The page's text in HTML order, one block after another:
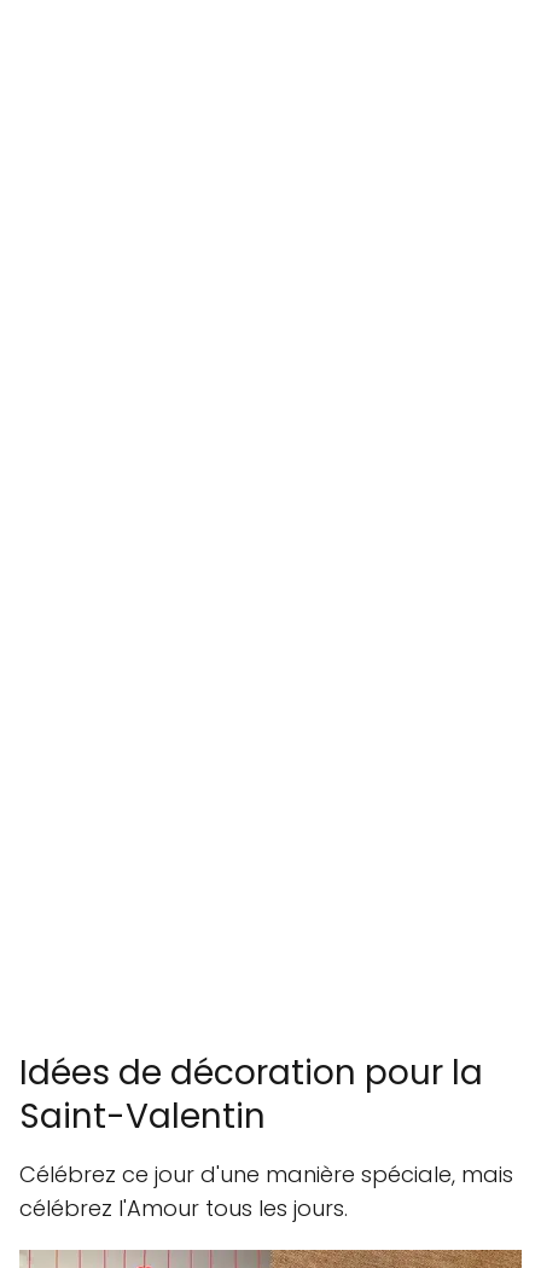
Idées de décoration pour la
Saint-Valentin
Célébrez ce jour d'une manière spéciale, mais
célébrez l'Amour tous les jours.